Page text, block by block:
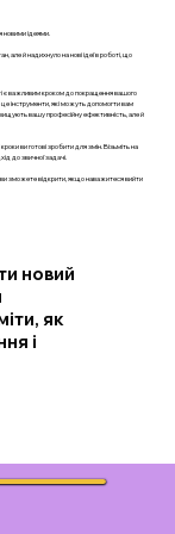
новими ідеями.
але й надихнуло на нові ідеї в роботі, що
є важливим кроком до покращення вашого
це інструменти, які можуть допомогти вам
вашу професійну ефективність, але й
ви готові зробити для змін. Візьміть на
до звичної задачі.
зможете відкрити, якщо наважитеся вийти
новий
як
і